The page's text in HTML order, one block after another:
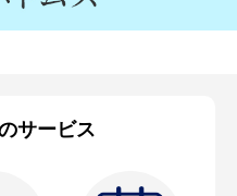
サービス